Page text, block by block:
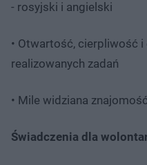
- rosyjski i angielski
• Otwartość, cierpliwość
realizowanych zadań
• Mile widziana
Świadczenia dla